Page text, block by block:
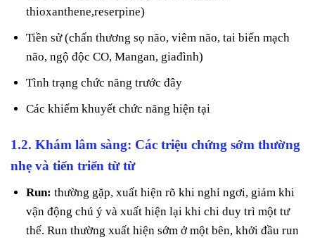
thioxanthene,reserpine)
Tiền sử (chấn thương sọ não, viêm não, tai biến mạch
não, ngộ độc CO, Mangan, giađình)
Tình trạng chức năng trước đây
Các khiếm khuyết chức năng hiện tại
1.2. Khám lâm sàng: Các triệu chứng sớm thường
nhẹ và tiến triển từ từ
Run:thường gặp, xuất hiện rõ khi nghỉ ngơi, giảm khi
vận động chú ý và xuất hiện lại khi chi duy trì một tư
thế. Run thường xuất hiện sớm ở một bên, khởi đầu run